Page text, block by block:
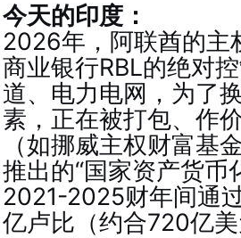
今天的印度：
2026年，阿联酋的主
商业银行RBL的绝对
道、电力电网，为了
素，正在被打包、作
（如挪威主权财富基
推出的“国家资产货币
2021-2025财年间通
亿卢比（约合720亿美